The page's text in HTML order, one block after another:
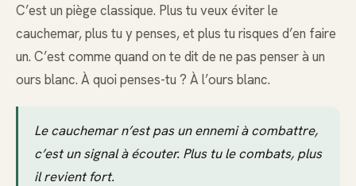
C’est un piège classique. Plus tu veux éviter le
cauchemar, plus tu y penses, et plus tu risques d’en faire
un. C’est comme quand on te dit de ne pas penser à un
ours blanc. À quoi penses-tu ? À l’ours blanc.
Le cauchemar n’est pas un ennemi à combattre,
c’est un signal à écouter. Plus tu le combats, plus
il revient fort.